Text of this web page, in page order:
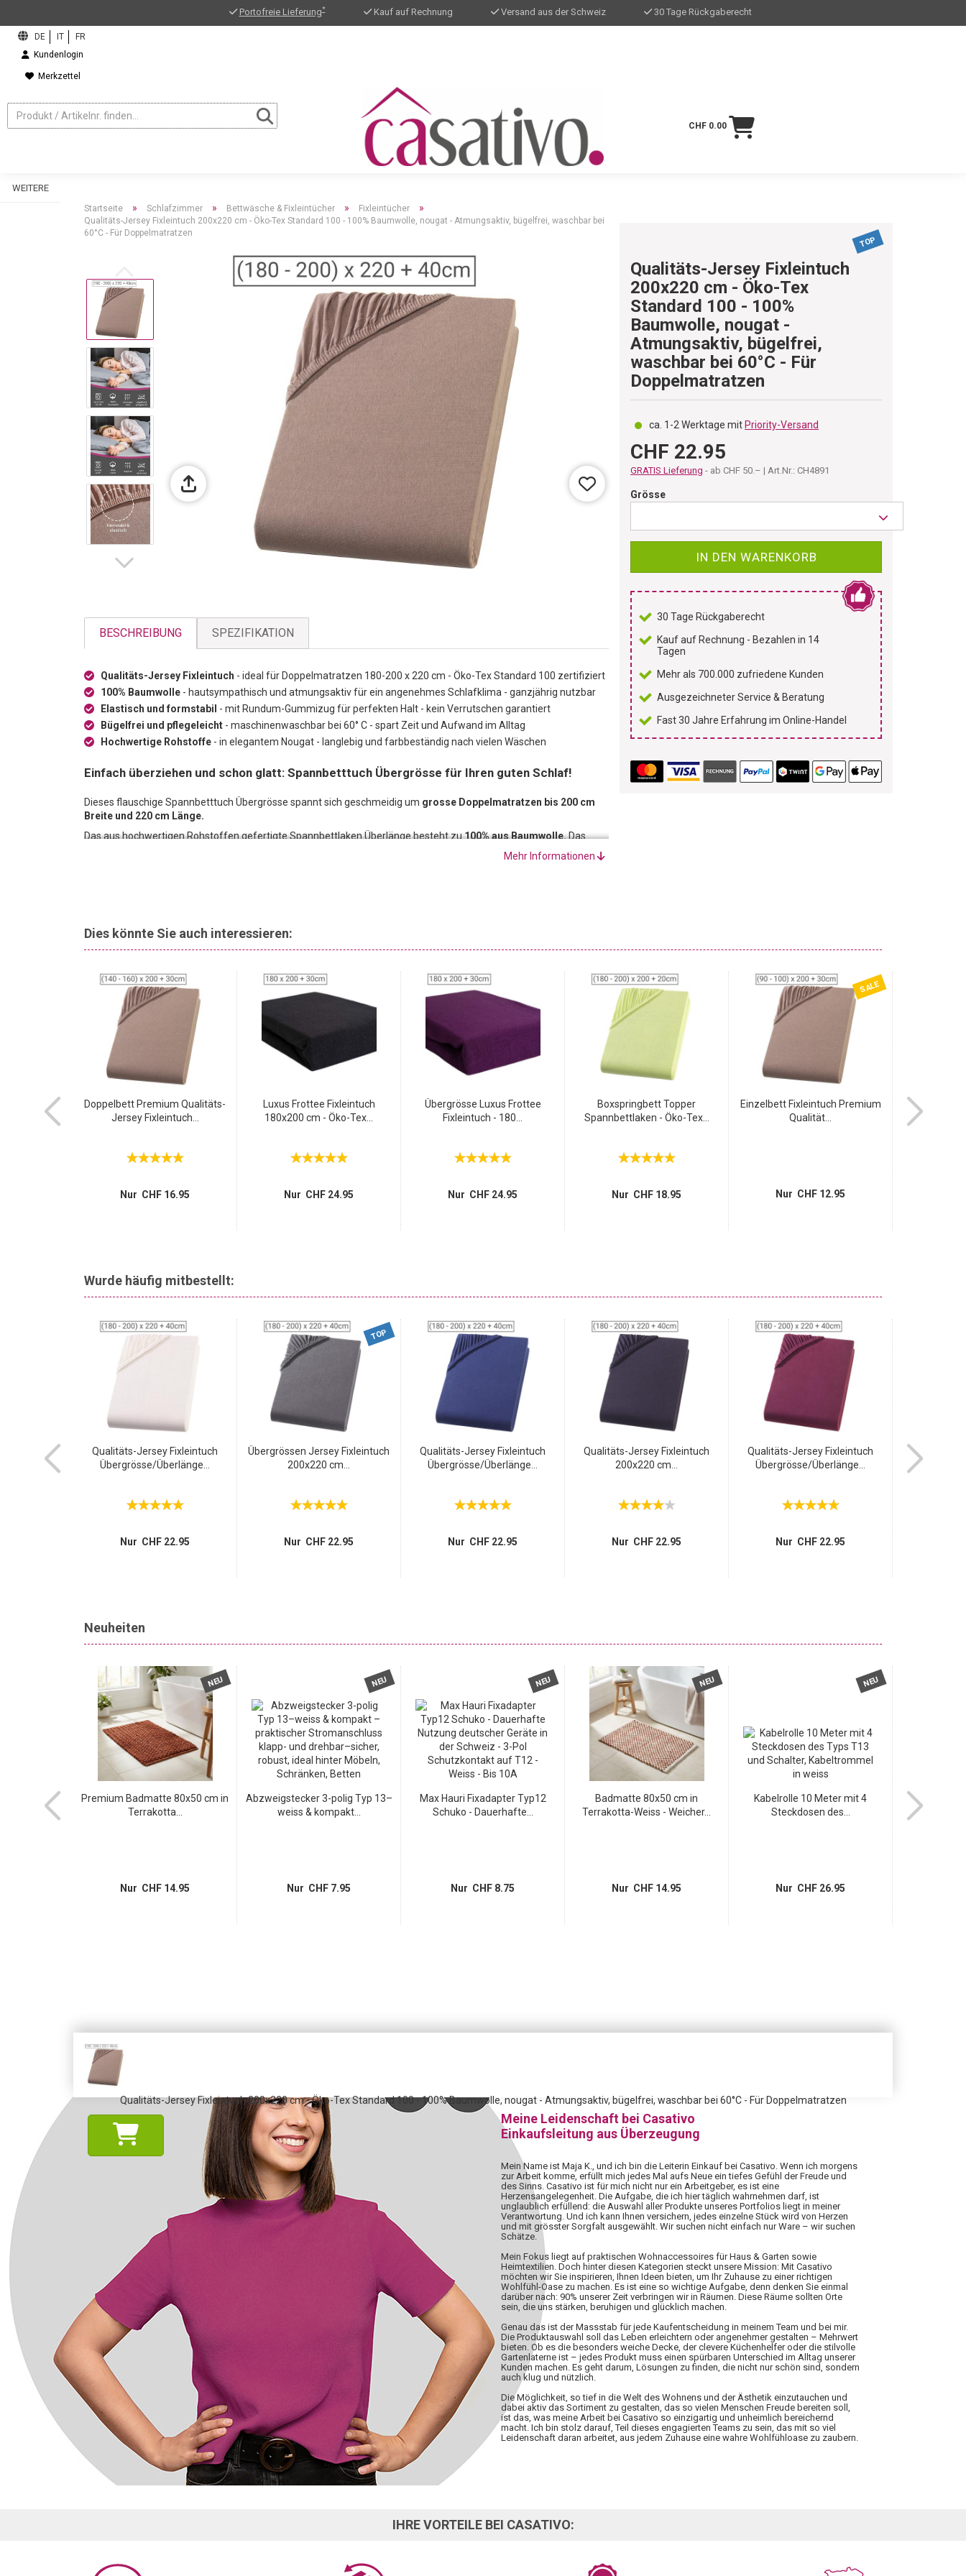
Portofreie Lieferung* Kauf auf Rechnung Versand aus der Schweiz 30 Tage Rückgaberecht
Kundenlogin
Merkzettel
CHF 0.00
WEITERE
Startseite » Schlafzimmer » Bettwäsche & Fixleintücher » Fixleintücher »
Qualitäts-Jersey Fixleintuch 200x220 cm - Öko-Tex Standard 100 - 100% Baumwolle, nougat - Atmungsaktiv, bügelfrei, waschbar bei
60°C - Für Doppelmatratzen
TOP
Qualitäts-Jersey Fixleintuch
200x220 cm - Öko-Tex
Standard 100 - 100%
Baumwolle, nougat -
Atmungsaktiv, bügelfrei,
waschbar bei 60°C - Für
Doppelmatratzen
ca. 1-2 Werktage mit Priority-Versand
CHF 22.95
GRATIS Lieferung - ab CHF 50.– | Art.Nr.: CH4891
Grösse
IN DEN WARENKORB
30 Tage Rückgaberecht
Kauf auf Rechnung - Bezahlen in 14
Tagen
Mehr als 700.000 zufriedene Kunden
Ausgezeichneter Service & Beratung
Fast 30 Jahre Erfahrung im Online-Handel
BESCHREIBUNG SPEZIFIKATION
Qualitäts-Jersey Fixleintuch - ideal für Doppelmatratzen 180-200 x 220 cm - Öko-Tex Standard 100 zertifiziert
100% Baumwolle - hautsympathisch und atmungsaktiv für ein angenehmes Schlafklima - ganzjährig nutzbar
Elastisch und formstabil - mit Rundum-Gummizug für perfekten Halt - kein Verrutschen garantiert
Bügelfrei und pflegeleicht - maschinenwaschbar bei 60° C - spart Zeit und Aufwand im Alltag
Hochwertige Rohstoffe - in elegantem Nougat - langlebig und farbbeständig nach vielen Wäschen
Einfach überziehen und schon glatt: Spannbetttuch Übergrösse für Ihren guten Schlaf!
Dieses flauschige Spannbetttuch Übergrösse spannt sich geschmeidig um grosse Doppelmatratzen bis 200 cm
Breite und 220 cm Länge.
Das aus hochwertigen Rohstoffen gefertigte Spannbettlaken Überlänge besteht zu100% aus Baumwolle.Das
Mehr Informationen
Dies könnte Sie auch interessieren:
-
Doppelbett Premium Qualitäts-
Jersey Fixleintuch...
Nur CHF 16.95
Luxus Frottee Fixleintuch
180x200 cm - Öko-Tex...
Nur CHF 24.95
Übergrösse Luxus Frottee
Fixleintuch - 180...
Nur CHF 24.95
Boxspringbett Topper
Spannbettlaken - Öko-Tex...
Nur CHF 18.95
SALE
Einzelbett Fixleintuch Premium
Qualität...
Nur CHF 12.95
Topper
Wurde häufig mitbestellt:
Qualitäts-Jersey Fixleintuch
Übergrösse/Überlänge...
Nur CHF 22.95
TOP
Übergrössen Jersey Fixleintuch
200x220 cm...
Nur CHF 22.95
Qualitäts-Jersey Fixleintuch
Übergrösse/Überlänge...
Nur CHF 22.95
Qualitäts-Jersey Fixleintuch
200x220 cm...
Nur CHF 22.95
Qualitäts-Jersey Fixleintuch
Übergrösse/Überlänge...
Nur CHF 22.95
Qualitäts-
Neuheiten
in
NEU
Premium Badmatte 80x50 cm in
Terrakotta...
Nur CHF 14.95
NEU
Abzweigstecker 3-polig Typ 13–
weiss & kompakt...
Nur CHF 7.95
NEU
Max Hauri Fixadapter Typ12
Schuko - Dauerhafte...
Nur CHF 8.75
NEU
Badmatte 80x50 cm in
Terrakotta-Weiss - Weicher...
Nur CHF 14.95
NEU
Kabelrolle 10 Meter mit 4
Steckdosen des...
Nur CHF 26.95
2er-Set
Qualitäts-Jersey Fixleintuch 200x220 cm - Öko-Tex Standard 100 - 100% Baumwolle, nougat - Atmungsaktiv, bügelfrei, waschbar bei 60°C - Für Doppelmatratzen
Meine Leidenschaft bei Casativo
Einkaufsleitung aus Überzeugung
Mein Name ist Maja K., und ich bin die Leiterin Einkauf bei Casativo. Wenn ich morgens
zur Arbeit komme, erfüllt mich jedes Mal aufs Neue ein tiefes Gefühl der Freude und
des Sinns. Casativo ist für mich nicht nur ein Arbeitgeber, es ist eine
Herzensangelegenheit. Die Aufgabe, die ich hier täglich wahrnehmen darf, ist
unglaublich erfüllend: die Auswahl aller Produkte unseres Portfolios liegt in meiner
Verantwortung. Und ich kann Ihnen versichern, jedes einzelne Stück wird von Herzen
und mit grösster Sorgfalt ausgewählt. Wir suchen nicht einfach nur Ware – wir suchen
Schätze.
Mein Fokus liegt auf praktischen Wohnaccessoires für Haus & Garten sowie
Heimtextilien. Doch hinter diesen Kategorien steckt unsere Mission: Mit Casativo
möchten wir Sie inspirieren, Ihnen Ideen bieten, um Ihr Zuhause zu einer richtigen
Wohlfühl-Oase zu machen. Es ist eine so wichtige Aufgabe, denn denken Sie einmal
darüber nach: 90% unserer Zeit verbringen wir in Räumen. Diese Räume sollten Orte
sein, die uns stärken, beruhigen und glücklich machen.
Genau das ist der Massstab für jede Kaufentscheidung in meinem Team und bei mir.
Die Produktauswahl soll das Leben erleichtern oder angenehmer gestalten – Mehrwert
bieten. Ob es die besonders weiche Decke, der clevere Küchenhelfer oder die stilvolle
Gartenlaterne ist – jedes Produkt muss einen spürbaren Unterschied im Alltag unserer
Kunden machen. Es geht darum, Lösungen zu finden, die nicht nur schön sind, sondern
auch klug und nützlich.
Die Möglichkeit, so tief in die Welt des Wohnens und der Ästhetik einzutauchen und
dabei aktiv das Sortiment zu gestalten, das so vielen Menschen Freude bereiten soll,
ist das, was meine Arbeit bei Casativo so einzigartig und unheimlich bereichernd
macht. Ich bin stolz darauf, Teil dieses engagierten Teams zu sein, das mit so viel
Leidenschaft daran arbeitet, aus jedem Zuhause eine wahre Wohlfühloase zu zaubern.
IHRE VORTEILE BEI CASATIVO: